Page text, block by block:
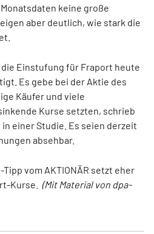
keine große
aber deutlich, wie stark die
die Einstufung für Fraport heute
Es gebe bei der Aktie des
Käufer und viele
Kurse setzten, schrieb
einer Studie. Es seien derzeit
absehbar.
vom AKTIONÄR setzt eher
Kurse. (Mit Material von dpa-